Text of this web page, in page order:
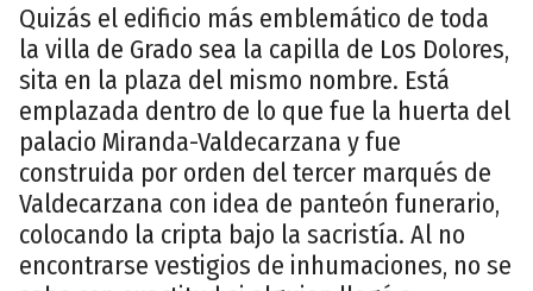
Quizás el edificio más emblemático de toda
la villa de Grado sea la capilla de Los Dolores,
sita en la plaza del mismo nombre. Está
emplazada dentro de lo que fue la huerta del
palacio Miranda-Valdecarzana y fue
construida por orden del tercer marqués de
Valdecarzana con idea de panteón funerario,
colocando la cripta bajo la sacristía. Al no
encontrarse vestigios de inhumaciones, no se